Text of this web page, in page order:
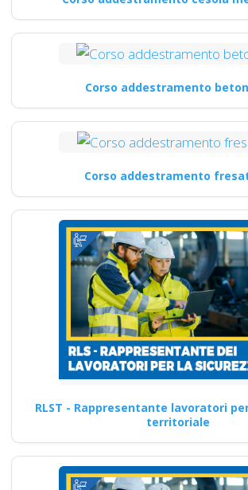
Corso addestramento
Corso addestramento
RLST - Rappresentante lavoratori
territoriale